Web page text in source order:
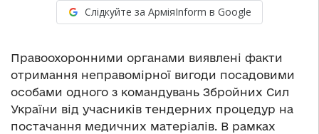
Слідкуйте за АрміяInform в Google
Правоохоронними органами виявлені факти
отримання неправомірної вигоди посадовими
особами одного з командувань Збройних Сил
України від учасників тендерних процедур на
постачання медичних матеріалів. В рамках